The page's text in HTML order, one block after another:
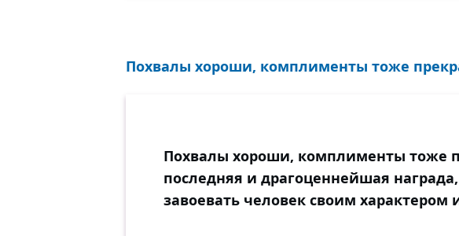
Похвалы хороши, комплименты тоже
Похвалы хороши, комплименты тоже
последняя и драгоценнейшая
завоевать человек своим